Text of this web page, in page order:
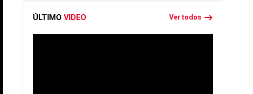
ÚLTIMOVIDEO Ver todos